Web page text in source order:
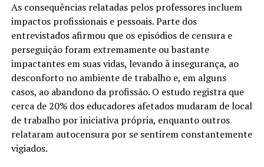
As consequências relatadas pelos professores incluem
impactos profissionais e pessoais. Parte dos
entrevistados afirmou que os episódios de censura e
perseguição foram extremamente ou bastante
impactantes em suas vidas, levando à insegurança, ao
desconforto no ambiente de trabalho e, em alguns
casos, ao abandono da profissão. O estudo registra que
cerca de 20% dos educadores afetados mudaram de local
de trabalho por iniciativa própria, enquanto outros
relataram autocensura por se sentirem constantemente
vigiados.